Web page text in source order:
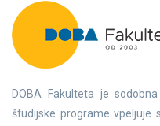
DOBA Fakulteta je
študijske programe vpeljuje